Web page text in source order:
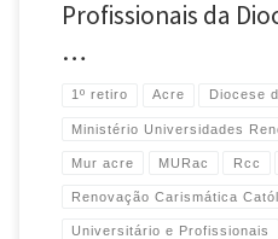
Profissionais da
…
1º retiro Acre Diocese
Ministério Universidades
Mur acre MURac Rcc
Renovação Carismática
Universitário e Profissionais